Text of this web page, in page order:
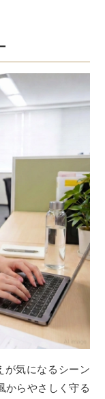
が気になるシーン
からやさしく守る